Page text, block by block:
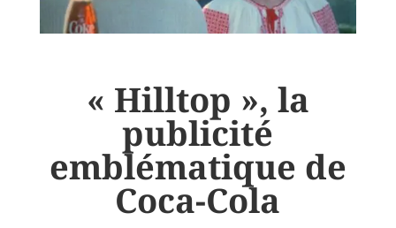
« Hilltop », la
publicité
emblématique de
Coca-Cola